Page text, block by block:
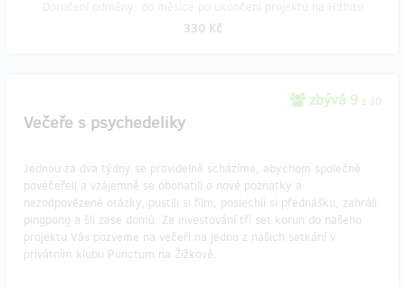
330 Kč
zbývá 9 z 30
Večeře s psychedeliky
Jednou za dva týdny se pravidelně scházíme, abychom společně
povečeřeli a vzájemně se obohatili o nové poznatky a
nezodpovězené otázky, pustili si film, poslechli si přednášku, zahráli
pingpong a šli zase domů. Za investování tří set korun do našeho
projektu Vás pozveme na večeři na jedno z našich setkání v
privátním klubu Punctum na Žižkově.